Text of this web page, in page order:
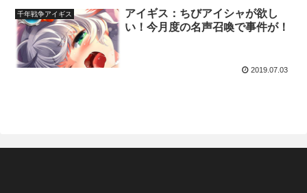
千年戦争アイギス
アイギス：ちびアイシャが欲し
い！今月度の名声召喚で事件が！
2019.07.03